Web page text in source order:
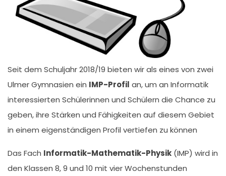
Seit dem Schuljahr 2018/19 bieten wir als eines von zwei
Ulmer Gymnasien ein IMP-Profil an, um an Informatik
interessierten Schülerinnen und Schülern die Chance zu
geben, ihre Stärken und Fähigkeiten auf diesem Gebiet
in einem eigenständigen Profil vertiefen zu können
Das Fach Informatik-Mathematik-Physik (IMP) wird in
den Klassen 8, 9 und 10 mit vier Wochenstunden